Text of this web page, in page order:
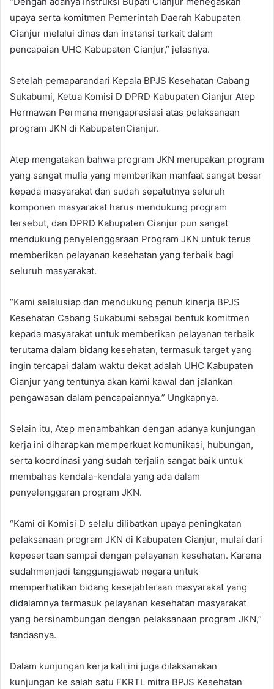
upaya serta komitmen Pemerintah Daerah Kabupaten
Cianjur melalui dinas dan instansi terkait dalam
pencapaian UHC Kabupaten Cianjur,” jelasnya.
Setelah pemaparandari Kepala BPJS Kesehatan Cabang
Sukabumi, Ketua Komisi D DPRD Kabupaten Cianjur Atep
Hermawan Permana mengapresiasi atas pelaksanaan
program JKN di KabupatenCianjur.
Atep mengatakan bahwa program JKN merupakan program
yang sangat mulia yang memberikan manfaat sangat besar
kepada masyarakat dan sudah sepatutnya seluruh
komponen masyarakat harus mendukung program
tersebut, dan DPRD Kabupaten Cianjur pun sangat
mendukung penyelenggaraan Program JKN untuk terus
memberikan pelayanan kesehatan yang terbaik bagi
seluruh masyarakat.
“Kami selalusiap dan mendukung penuh kinerja BPJS
Kesehatan Cabang Sukabumi sebagai bentuk komitmen
kepada masyarakat untuk memberikan pelayanan terbaik
terutama dalam bidang kesehatan, termasuk target yang
ingin tercapai dalam waktu dekat adalah UHC Kabupaten
Cianjur yang tentunya akan kami kawal dan jalankan
pengawasan dalam pencapaiannya.” Ungkapnya.
Selain itu, Atep menambahkan dengan adanya kunjungan
kerja ini diharapkan memperkuat komunikasi, hubungan,
serta koordinasi yang sudah terjalin sangat baik untuk
membahas kendala-kendala yang ada dalam
penyelenggaran program JKN.
“Kami di Komisi D selalu dilibatkan upaya peningkatan
pelaksanaan program JKN di Kabupaten Cianjur, mulai dari
kepesertaan sampai dengan pelayanan kesehatan. Karena
sudahmenjadi tanggungjawab negara untuk
memperhatikan bidang kesejahteraan masyarakat yang
didalamnya termasuk pelayanan kesehatan masyarakat
yang bersinambungan dengan pelaksanaan program JKN,”
tandasnya.
Dalam kunjungan kerja kali ini juga dilaksanakan
kunjungan ke salah satu FKRTL mitra BPJS Kesehatan